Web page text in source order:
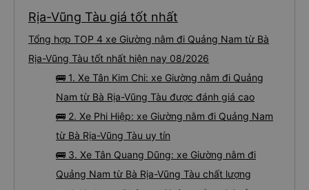
Rịa-Vũng Tàu giá tốt nhất
Tổng hợp TOP 4 xe Giường nằm đi Quảng Nam từ Bà
Rịa-Vũng Tàu tốt nhất hiện nay 08/2026
🚌 1. Xe Tân Kim Chi: xe Giường nằm đi Quảng
Nam từ Bà Rịa-Vũng Tàu được đánh giá cao
🚌 2. Xe Phi Hiệp: xe Giường nằm đi Quảng Nam
từ Bà Rịa-Vũng Tàu uy tín
🚌 3. Xe Tân Quang Dũng: xe Giường nằm đi
Quảng Nam từ Bà Rịa-Vũng Tàu chất lượng